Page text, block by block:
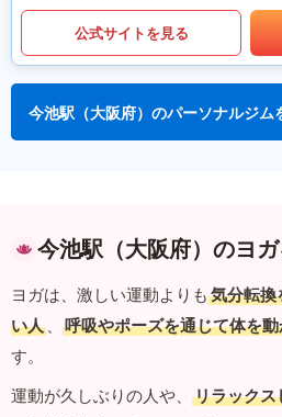
公式サイトを見る
今池駅（大阪府）のパーソナルジム
今池駅（大阪府）のヨ
ヨガは、激しい運動よりも 気分転換
い人 、 呼吸やポーズを通じて体を
す。
運動が久しぶりの人や、
リラックス